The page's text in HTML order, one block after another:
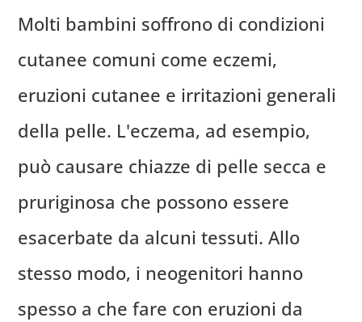
Molti bambini soffrono di condizioni
cutanee comuni come eczemi,
eruzioni cutanee e irritazioni generali
della pelle. L'eczema, ad esempio,
può causare chiazze di pelle secca e
pruriginosa che possono essere
esacerbate da alcuni tessuti. Allo
stesso modo, i neogenitori hanno
spesso a che fare con eruzioni da